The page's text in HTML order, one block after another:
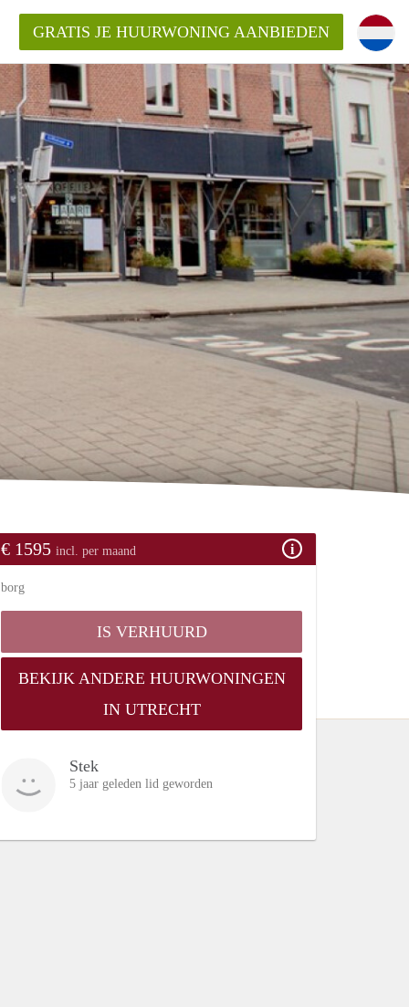
in Utrecht?
GRATIS JE HUURWONING AANBIEDEN
€ 1595 incl. per maand
borg
IS VERHUURD
BEKIJK ANDERE HUURWONINGEN
IN UTRECHT
Stek
5 jaar geleden lid geworden